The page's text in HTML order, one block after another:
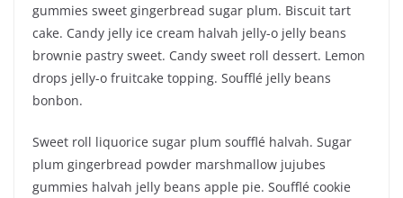
gummies sweet gingerbread sugar plum. Biscuit tart
cake. Candy jelly ice cream halvah jelly-o jelly beans
brownie pastry sweet. Candy sweet roll dessert. Lemon
drops jelly-o fruitcake topping. Soufflé jelly beans
bonbon.
Sweet roll liquorice sugar plum soufflé halvah. Sugar
plum gingerbread powder marshmallow jujubes
gummies halvah jelly beans apple pie. Soufflé cookie